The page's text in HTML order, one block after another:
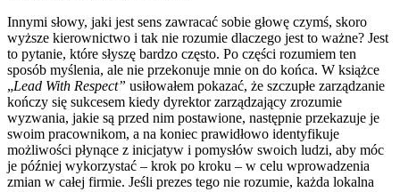
Innymi słowy, jaki jest sens zawracać sobie głowę czymś, skoro
wyższe kierownictwo i tak nie rozumie dlaczego jest to ważne? Jest
to pytanie, które słyszę bardzo często. Po części rozumiem ten
sposób myślenia, ale nie przekonuje mnie on do końca. W książce
„Lead With Respect” usiłowałem pokazać, że szczupłe zarządzanie
kończy się sukcesem kiedy dyrektor zarządzający zrozumie
wyzwania, jakie są przed nim postawione, następnie przekazuje je
swoim pracownikom, a na koniec prawidłowo identyfikuje
możliwości płynące z inicjatyw i pomysłów swoich ludzi, aby móc
je później wykorzystać – krok po kroku – w celu wprowadzenia
zmian w całej firmie. Jeśli prezes tego nie rozumie, każda lokalna